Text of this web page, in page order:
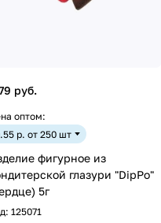
руб.
оптом:
р. от 250 шт
фигурное из
глазури "DipPo"
5г
125071